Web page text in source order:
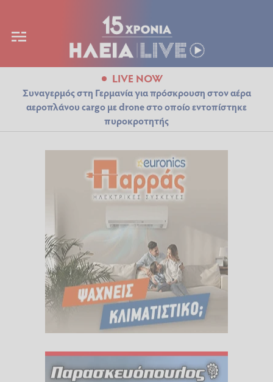
LIVE NOW
Συναγερμός στη Γερμανία για πρόσκρουση στον αέρα
αεροπλάνου cargo με drone στο οποίο εντοπίστηκε
πυροκροτητής